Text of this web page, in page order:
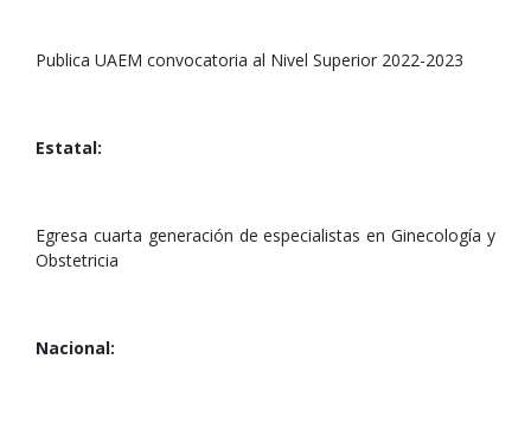
Publica UAEM convocatoria al Nivel Superior 2022-2023
Estatal:
Egresa cuarta generación de especialistas en Ginecología y
Obstetricia
Nacional: